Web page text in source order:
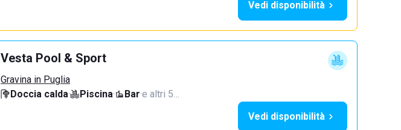
Vedi disponibilità
Vesta Pool & Sport
Gravina in Puglia
Doccia calda· Piscina· Bar·e altri 5…
Vedi disponibilità